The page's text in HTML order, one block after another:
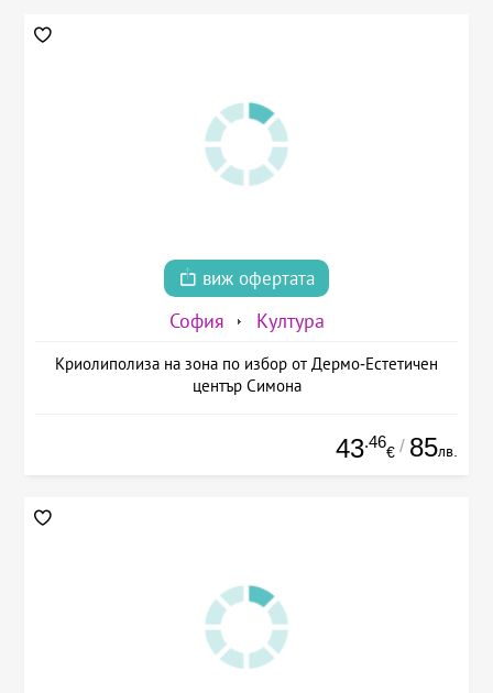
виж офертата
София Култура
Криолиполиза на зона по избор от Дермо-Естетичен
център Симона
43.46
€ / 85лв.